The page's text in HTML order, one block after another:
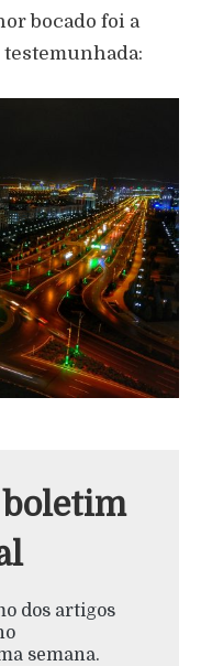
bocado foi a
boletim
dos artigos
semana.